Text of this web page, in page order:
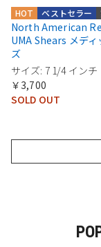
ベストセラー
HOT
North American
UMA Shears メデ
ズ
サイズ: 7 1/4 インチ
￥3,700
SOLD OUT